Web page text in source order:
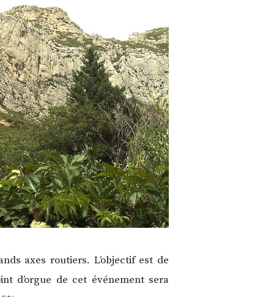
axes routiers. L’objectif est de
d’orgue de cet événement sera